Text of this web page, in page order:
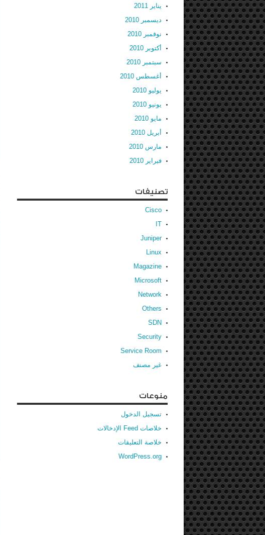
يناير 2011
ديسمبر 2010
نوفمبر 2010
أكتوبر 2010
سبتمبر 2010
أغسطس 2010
يوليو 2010
يونيو 2010
مايو 2010
أبريل 2010
مارس 2010
فبراير 2010
تصنيفات
Cisco
IT
Juniper
Linux
Magazine
Microsoft
Network
Others
SDN
Security
Service Room
غير مصنف
منوعات
تسجيل الدخول
خلاصات Feed الإدخالات
خلاصة التعليقات
WordPress.org